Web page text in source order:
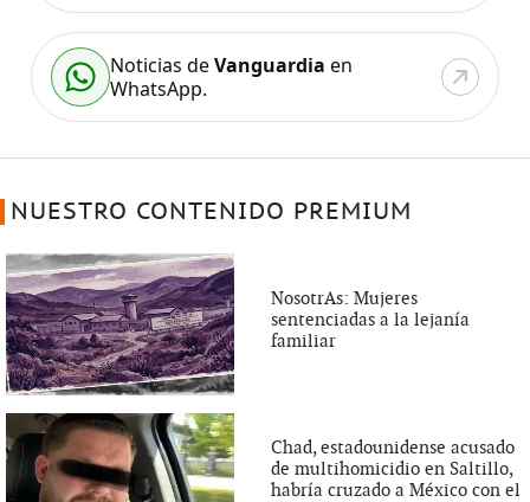
Noticias deVanguardia en
WhatsApp.
NUESTRO CONTENIDO PREMIUM
NosotrAs: Mujeres
sentenciadas a la lejanía
familiar
Chad, estadounidense acusado
de multihomicidio en Saltillo,
habría cruzado a México con el